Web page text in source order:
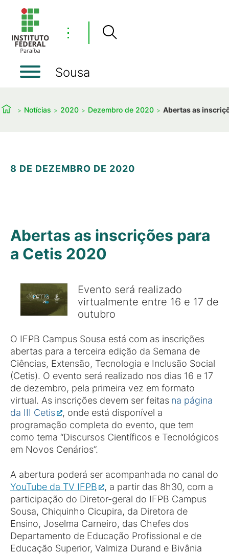
⋮
Sousa
Notícias 2020 Dezembro de 2020 Abertas as
8 DE DEZEMBRO DE 2020
Abertas as inscrições para
a Cetis 2020
Evento será realizado
virtualmente entre 16 e 17 de
outubro
O IFPB Campus Sousa está com as inscrições
abertas para a terceira edição da Semana de
Ciências, Extensão, Tecnologia e Inclusão Social
(Cetis). O evento será realizado nos dias 16 e 17
de dezembro, pela primeira vez em formato
virtual. As inscrições devem ser feitas na página
da III Cetis
, onde está disponível a
programação completa do evento, que tem
como tema “Discursos Científicos e Tecnológicos
em Novos Cenários”.
A abertura poderá ser acompanhada no canal do
YouTube da TV IFPB
, a partir das 8h30, com a
participação do Diretor-geral do IFPB Campus
Sousa, Chiquinho Cicupira, da Diretora de
Ensino, Joselma Carneiro, das Chefes dos
Departamento de Educação Profissional e de
Educação Superior, Valmiza Durand e Bivânia